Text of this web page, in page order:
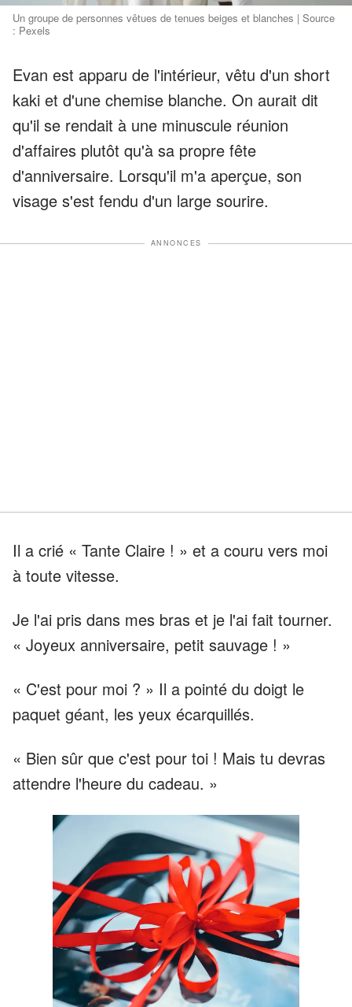
Un groupe de personnes vêtues de tenues beiges et blanches | Source
: Pexels
Evan est apparu de l'intérieur, vêtu d'un short
kaki et d'une chemise blanche. On aurait dit
qu'il se rendait à une minuscule réunion
d'affaires plutôt qu'à sa propre fête
d'anniversaire. Lorsqu'il m'a aperçue, son
visage s'est fendu d'un large sourire.
ANNONCES
Il a crié « Tante Claire ! » et a couru vers moi
à toute vitesse.
Je l'ai pris dans mes bras et je l'ai fait tourner.
« Joyeux anniversaire, petit sauvage ! »
« C'est pour moi ? » Il a pointé du doigt le
paquet géant, les yeux écarquillés.
« Bien sûr que c'est pour toi ! Mais tu devras
attendre l'heure du cadeau. »